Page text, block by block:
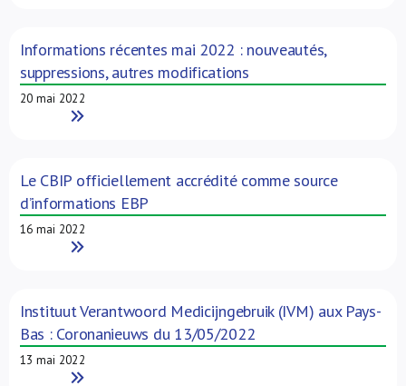
Informations récentes mai 2022 : nouveautés,
suppressions, autres modifications
20 mai 2022
Read More
Le CBIP officiellement accrédité comme source
d’informations EBP
16 mai 2022
Read More
Instituut Verantwoord Medicijngebruik (IVM) aux Pays-
Bas : Coronanieuws du 13/05/2022
13 mai 2022
Read More